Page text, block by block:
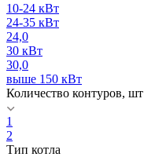
10-24 кВт
24-35 кВт
24,0
30 кВт
30,0
выше 150 кВт
Количество контуров, шт
1
2
Тип котла